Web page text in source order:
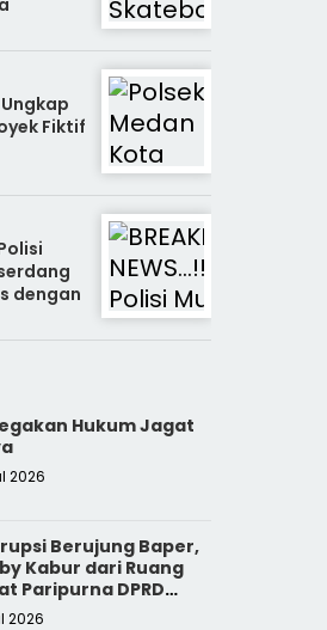
Fiktif
Hukum Jagat
2026
Berujung Baper,
Kabur dari Ruang
Paripurna DPRD
2026